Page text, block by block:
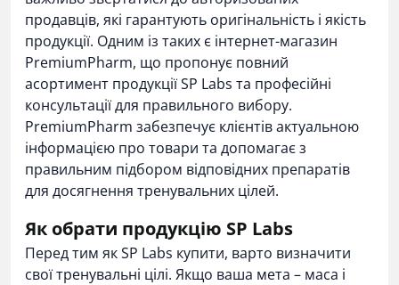
продавців, які гарантують оригінальність і якість
продукції. Одним із таких є інтернет-магазин
PremiumPharm, що пропонує повний
асортимент продукції SP Labs та професійні
консультації для правильного вибору.
PremiumPharm забезпечує клієнтів актуальною
інформацією про товари та допомагає з
правильним підбором відповідних препаратів
для досягнення тренувальних цілей.
Як обрати продукцію SP Labs
Перед тим як SP Labs купити, варто визначити
свої тренувальні цілі. Якщо ваша мета – маса і